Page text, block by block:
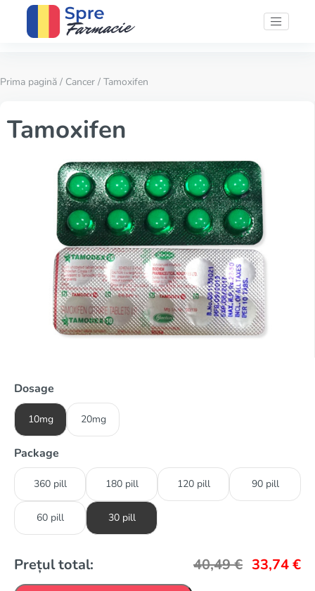
Prima pagină / Cancer / Tamoxifen
Tamoxifen
Dosage
10mg 20mg
Package
360 pill 180 pill 120 pill 90 pill
60 pill 30 pill
Prețul total: 40,49€ 33,74€